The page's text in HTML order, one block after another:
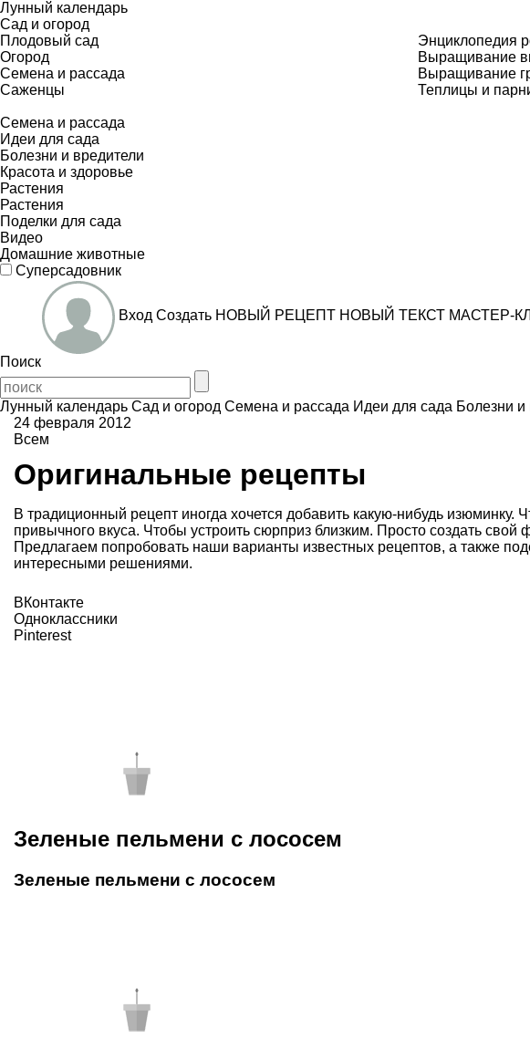
Лунный календарь
Сад и огород
Плодовый сад
Огород
Семена и рассада
Саженцы
Энциклопедия
Выращивание
Выращивание
Теплицы и
Семена и рассада
Идеи для сада
Болезни и вредители
Красота и здоровье
Растения
Растения
Поделки для сада
Видео
Домашние животные
Суперсадовник
Вход Создать НОВЫЙ РЕЦЕПТ НОВЫЙ ТЕКСТ МАСТЕР-
Поиск
Лунный календарь Сад и огород Семена и рассада Идеи для сада Болезни и
24 февраля 2012
Всем
Оригинальные рецепты
В традиционный рецепт иногда хочется добавить какую-нибудь изюминку.
привычного вкуса. Чтобы устроить сюрприз близким. Просто создать
Предлагаем попробовать наши варианты известных рецептов, а также
интересными решениями.
ВКонтакте
Одноклассники
Pinterest
Зеленые пельмени с лососем
Зеленые пельмени с лососем